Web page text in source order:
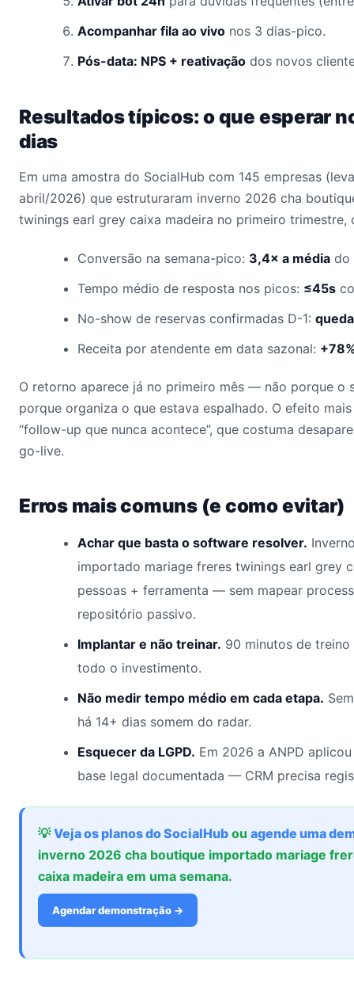
Acompanhar fila ao vivo nos 3 dias-pico.
Pós-data: NPS + reativação dos novos
Resultados típicos: o que esperar
dias
Em uma amostra do SocialHub com 145 empresas
abril/2026) que estruturaram inverno 2026 cha
twinings earl grey caixa madeira no primeiro trimestre,
Conversão na semana-pico: 3,4× a média do
Tempo médio de resposta nos picos: ≤45s
No-show de reservas confirmadas D-1:
Receita por atendente em data sazonal:
O retorno aparece já no primeiro mês — não porque o
porque organiza o que estava espalhado. O efeito
“follow-up que nunca acontece”, que costuma
go-live.
Erros mais comuns (e como evitar)
Achar que basta o software resolver.
importado mariage freres twinings earl grey
pessoas + ferramenta — sem mapear
repositório passivo.
Implantar e não treinar. 90 minutos de
todo o investimento.
Não medir tempo médio em cada etapa.
há 14+ dias somem do radar.
Esquecer da LGPD. Em 2026 a ANPD
base legal documentada — CRM precisa
💡Veja os planos do SocialHub ou agende uma
inverno 2026 cha boutique importado mariage
caixa madeira em uma semana.
Agendar demonstração →